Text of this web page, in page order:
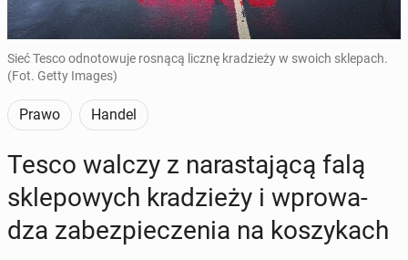
Sieć Tesco odnotowuje rosnącą licznę kradzieży w swoich sklepach.
(Fot. Getty Images)
Prawo Handel
Tesco walczy z na­ra­sta­ją­cą falą
skle­po­wych kra­dzie­ży i wpro­wa­
dza za­bez­pie­cze­nia na ko­szy­kach